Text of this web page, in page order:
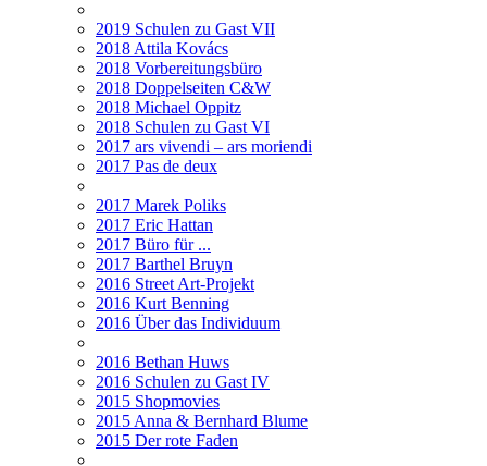
2019 Schulen zu Gast VII
2018 Attila Kovács
2018 Vorbereitungsbüro
2018 Doppelseiten C&W
2018 Michael Oppitz
2018 Schulen zu Gast VI
2017 ars vivendi – ars moriendi
2017 Pas de deux
2017 Marek Poliks
2017 Eric Hattan
2017 Büro für ...
2017 Barthel Bruyn
2016 Street Art-Projekt
2016 Kurt Benning
2016 Über das Individuum
2016 Bethan Huws
2016 Schulen zu Gast IV
2015 Shopmovies
2015 Anna & Bernhard Blume
2015 Der rote Faden